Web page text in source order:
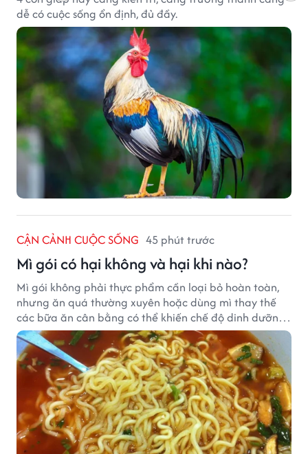
dễ có cuộc sống ổn định, đủ đầy.
CẬN CẢNH CUỘC SỐNG 45 phút trước
Mì gói có hại không và hại khi nào?
Mì gói không phải thực phẩm cần loại bỏ hoàn toàn,
nhưng ăn quá thường xuyên hoặc dùng mì thay thế
các bữa ăn cân bằng có thể khiến chế độ dinh dưỡng
mất cân đối.